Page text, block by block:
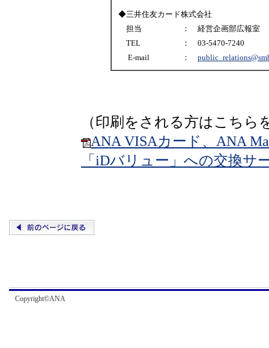
◆三井住友カード株式会社
担当
：
経営企画部広報室
TEL
：
03-5470-7240
E-mail
：
（印刷をされる方はこちら
ANA VISAカード、ANA
「iDバリュー」への交換サ
Copyright©ANA